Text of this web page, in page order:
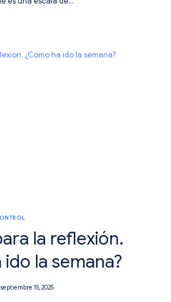
la reflexión.
la semana?
septiembre 15, 2025